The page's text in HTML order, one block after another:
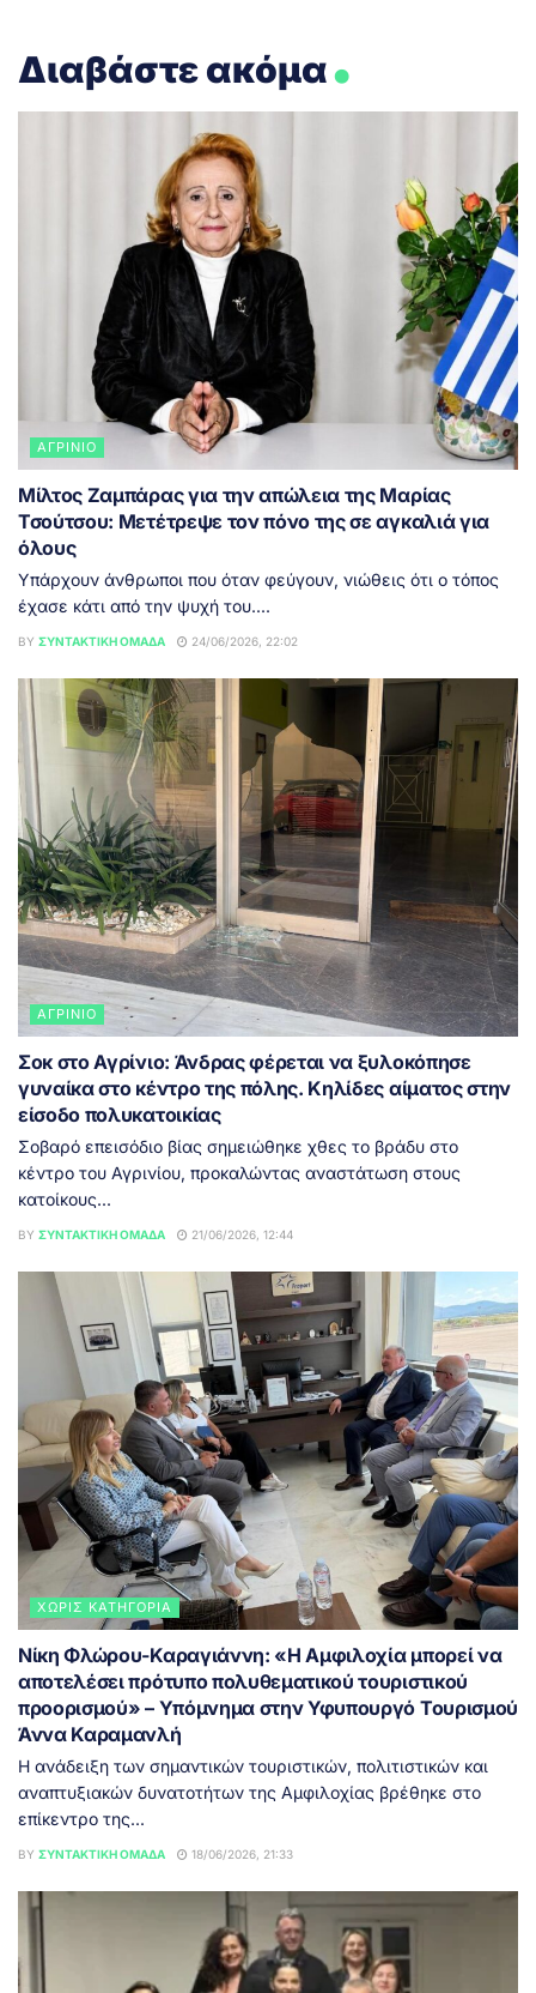
Διαβάστε ακόμα.
ΑΓΡΊΝΙΟ
Μίλτος Ζαμπάρας για την απώλεια της Μαρίας
Τσούτσου: Μετέτρεψε τον πόνο της σε αγκαλιά για
όλους
Υπάρχουν άνθρωποι που όταν φεύγουν, νιώθεις ότι ο τόπος
έχασε κάτι από την ψυχή του....
BY ΣΥΝΤΑΚΤΙΚΉ ΟΜΆΔΑ 24/06/2026, 22:02
ΑΓΡΊΝΙΟ
Σοκ στο Αγρίνιο: Άνδρας φέρεται να ξυλοκόπησε
γυναίκα στο κέντρο της πόλης. Κηλίδες αίματος στην
είσοδο πολυκατοικίας
Σοβαρό επεισόδιο βίας σημειώθηκε χθες το βράδυ στο
κέντρο του Αγρινίου, προκαλώντας αναστάτωση στους
κατοίκους...
BY ΣΥΝΤΑΚΤΙΚΉ ΟΜΆΔΑ 21/06/2026, 12:44
ΧΩΡΊΣ ΚΑΤΗΓΟΡΊΑ
Νίκη Φλώρου-Καραγιάννη: «Η Αμφιλοχία μπορεί να
αποτελέσει πρότυπο πολυθεματικού τουριστικού
προορισμού» – Υπόμνημα στην Υφυπουργό Τουρισμού
Άννα Καραμανλή
Η ανάδειξη των σημαντικών τουριστικών, πολιτιστικών και
αναπτυξιακών δυνατοτήτων της Αμφιλοχίας βρέθηκε στο
επίκεντρο της...
BY ΣΥΝΤΑΚΤΙΚΉ ΟΜΆΔΑ 18/06/2026, 21:33